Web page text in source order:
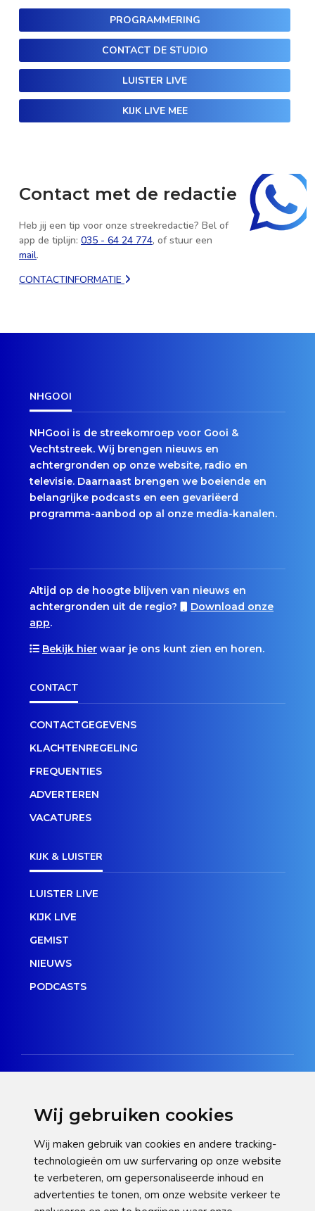
Wij gebruiken cookies
Wij maken gebruik van cookies en andere tracking-
technologieën om uw surfervaring op onze website
te verbeteren, om gepersonaliseerde inhoud en
advertenties te tonen, om onze website verkeer te
PROGRAMMERING
CONTACT DE STUDIO
LUISTER LIVE
KIJK LIVE MEE
Contact met de redactie
Heb jij een tip voor onze streekredactie? Bel of
app de tiplijn: 035 - 64 24 774, of stuur een
mail.
CONTACTINFORMATIE
NHGOOI
NHGooi is de streekomroep voor Gooi &
Vechtstreek. Wij brengen nieuws en
achtergronden op onze website, radio en
televisie. Daarnaast brengen we boeiende en
belangrijke podcasts en een gevariëerd
programma-aanbod op al onze media-kanalen.
Altijd op de hoogte blijven van nieuws en
achtergronden uit de regio?
Download onze
app.
Bekijk hier waar je ons kunt zien en horen.
CONTACT
CONTACTGEGEVENS
KLACHTENREGELING
FREQUENTIES
ADVERTEREN
VACATURES
KIJK & LUISTER
LUISTER LIVE
KIJK LIVE
GEMIST
NIEUWS
PODCASTS
Privacy verklaring
Cookie statement